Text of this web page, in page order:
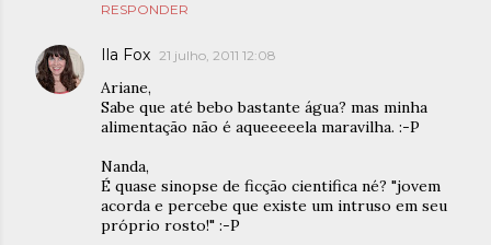
RESPONDER
Ila Fox 21 julho, 2011 12:08
Ariane,
Sabe que até bebo bastante água? mas minha
alimentação não é aqueeeeela maravilha. :-P
Nanda,
É quase sinopse de ficção cientifica né? "jovem
acorda e percebe que existe um intruso em seu
próprio rosto!" :-P